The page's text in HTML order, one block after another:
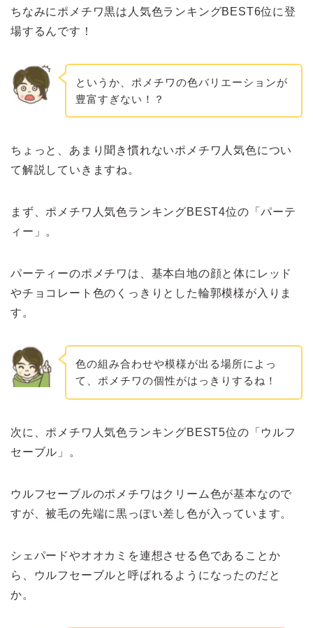
ちなみにポメチワ黒は人気色ランキングBEST6位に登
場するんです！
というか、ポメチワの色バリエーションが
豊富すぎない！？
ちょっと、あまり聞き慣れないポメチワ人気色につい
て解説していきますね。
まず、ポメチワ人気色ランキングBEST4位の「パーテ
ィー」。
パーティーのポメチワは、基本白地の顔と体にレッド
やチョコレート色のくっきりとした輪郭模様が入りま
す。
色の組み合わせや模様が出る場所によっ
て、ポメチワの個性がはっきりするね！
次に、ポメチワ人気色ランキングBEST5位の「ウルフ
セーブル」。
ウルフセーブルのポメチワはクリーム色が基本なので
すが、被毛の先端に黒っぽい差し色が入っています。
シェパードやオオカミを連想させる色であることか
ら、ウルフセーブルと呼ばれるようになったのだと
か。